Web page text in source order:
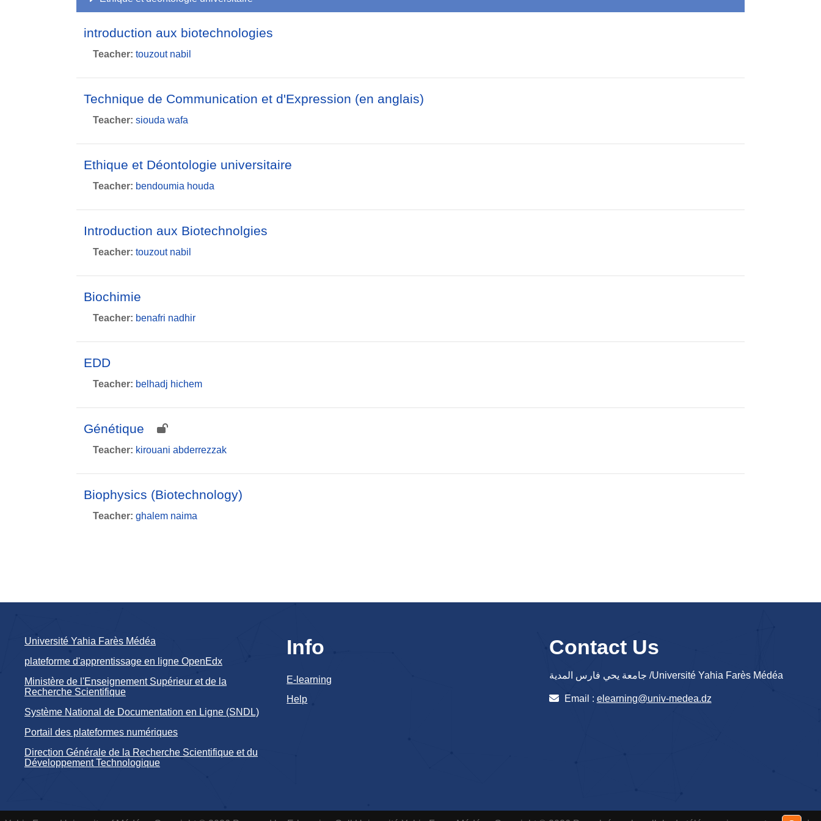
introduction aux biotechnologies
Teacher: touzout nabil
Technique de Communication et d'Expression (en anglais)
Teacher: siouda wafa
Ethique et Déontologie universitaire
Teacher: bendoumia houda
Introduction aux Biotechnolgies
Teacher: touzout nabil
Biochimie
Teacher: benafri nadhir
EDD
Teacher: belhadj hichem
Génétique
Teacher: kirouani abderrezzak
Biophysics (Biotechnology)
Teacher: ghalem naima
Université Yahia Farès Médéa
plateforme d'apprentissage en ligne OpenEdx
Ministère de l'Enseignement Supérieur et de la
Recherche Scientifique
Système National de Documentation en Ligne (SNDL)
Portail des plateformes numériques
Direction Générale de la Recherche Scientifique et du
Développement Technologique
Info
E-learning
Help
Contact Us
جامعة يحي فارس المدية /Université Yahia Farès Médéa
Email : elearning@univ-medea.dz